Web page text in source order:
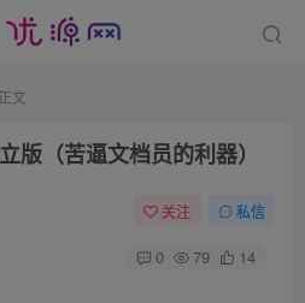
正文
版（苦逼文档员的利器）
关注 私信
0 79 14